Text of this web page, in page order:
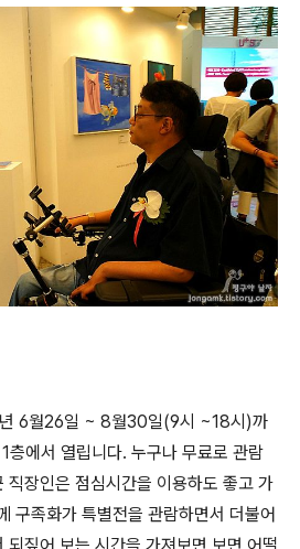
6월26일 ~ 8월30일(9시 ~18시)까
층에서 열립니다. 누구나 무료로 관람
직장인은 점심시간을 이용하도 좋고 가
구족화가 특별전을 관람하면서 더불어